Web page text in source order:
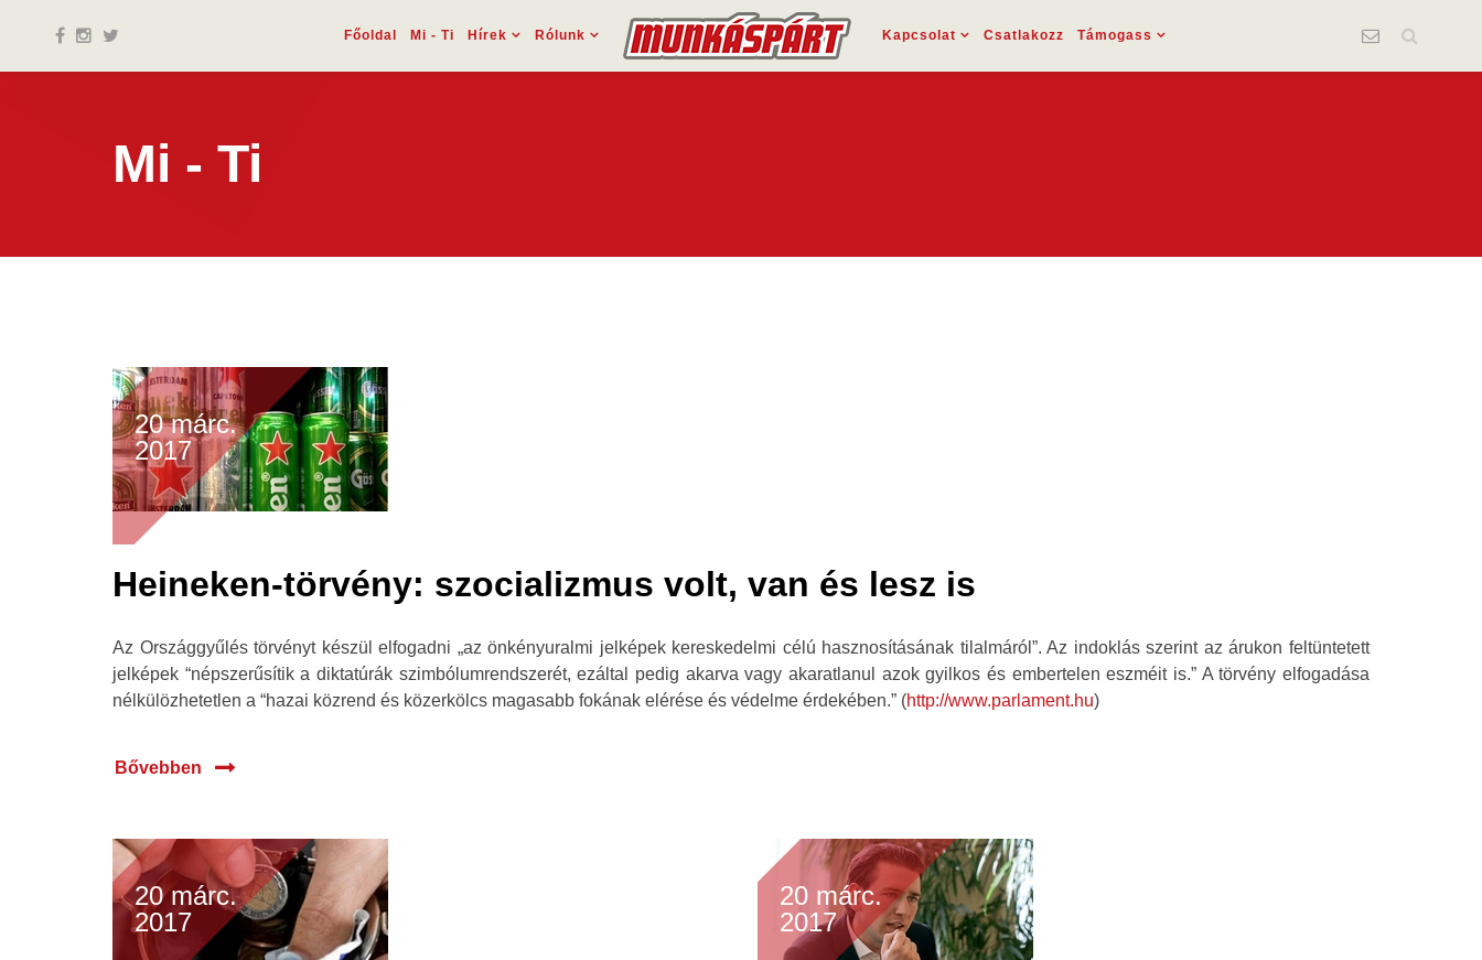
Főoldal Mi - Ti Hírek Rólunk Kapcsolat Csatlakozz Támogass
Mi - Ti
20 márc.
2017
Heineken-törvény: szocializmus volt, van és lesz is
Az Országgyűlés törvényt készül elfogadni „az önkényuralmi jelképek kereskedelmi célú hasznosításának tilalmáról”. Az indoklás szerint az árukon feltüntetett
jelképek “népszerűsítik a diktatúrák szimbólumrendszerét, ezáltal pedig akarva vagy akaratlanul azok gyilkos és embertelen eszméit is.” A törvény elfogadása
nélkülözhetetlen a “hazai közrend és közerkölcs magasabb fokának elérése és védelme érdekében.” (http://www.parlament.hu)
Bővebben
20 márc.
2017
20 márc.
2017